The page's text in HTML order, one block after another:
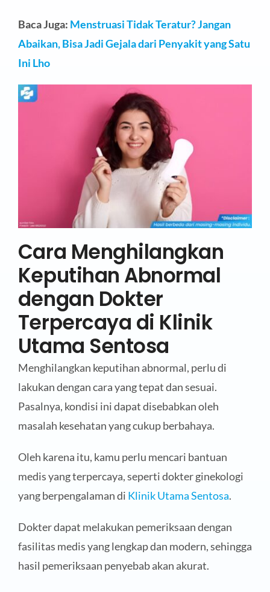
Baca Juga: Menstruasi Tidak Teratur? Jangan
Abaikan, Bisa Jadi Gejala dari Penyakit yang Satu
Ini Lho
Cara Menghilangkan
Keputihan Abnormal
dengan Dokter
Terpercaya di Klinik
Utama Sentosa
Menghilangkan keputihan abnormal, perlu di
lakukan dengan cara yang tepat dan sesuai.
Pasalnya, kondisi ini dapat disebabkan oleh
masalah kesehatan yang cukup berbahaya.
Oleh karena itu, kamu perlu mencari bantuan
medis yang terpercaya, seperti dokter ginekologi
yang berpengalaman di Klinik Utama Sentosa.
Dokter dapat melakukan pemeriksaan dengan
fasilitas medis yang lengkap dan modern, sehingga
hasil pemeriksaan penyebab akan akurat.